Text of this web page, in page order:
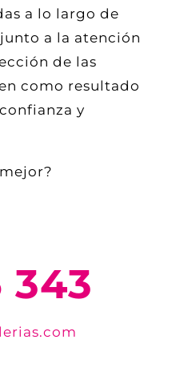
a lo largo de
a la atención
de las
como resultado
y
343